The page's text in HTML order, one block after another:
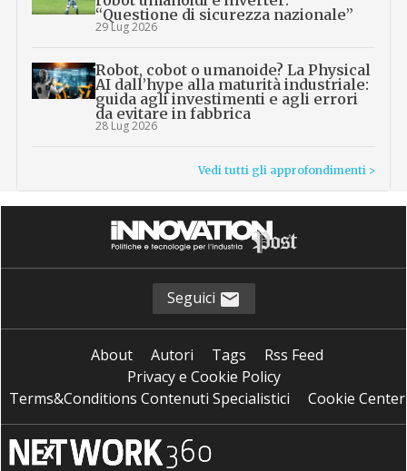
“Questione di sicurezza nazionale”
29 Lug 2026
Robot, cobot o umanoide? La Physical
AI dall’hype alla maturità industriale:
guida agli investimenti e agli errori
da evitare in fabbrica
28 Lug 2026
Vedi tutti gli approfondimenti >
Seguici
About Autori Tags
Rss Feed
Privacy e Cookie Policy
Terms&Conditions Contenuti Specialistici
Cookie Center